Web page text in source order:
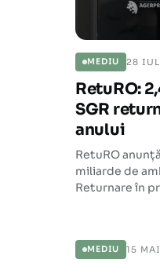
MEDIU 28 IUL
RetuRO:
SGR
anului
RetuRO
miliarde de
Returnare în
MEDIU 15 MAI